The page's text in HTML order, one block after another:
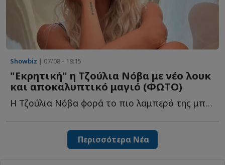
Showbiz | 07/08 - 18:15
"Εκρητική" η Τζούλια Νόβα με νέο λουκ
και αποκαλυπτικό μαγιό (ΦΩΤΟ)
Η Τζούλια Νόβα φορά το πιο λαμπερό της μπικίνι και μαγνητίζει τ...
Περισσότερα Νέα